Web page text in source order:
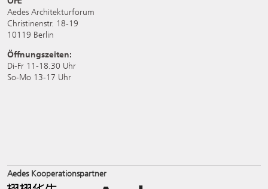
Aedes Architekturforum
Christinenstr. 18-19
10119 Berlin
Öffnungszeiten:
Di-Fr 11-18.30 Uhr
So-Mo 13-17 Uhr
Aedes Kooperationspartner